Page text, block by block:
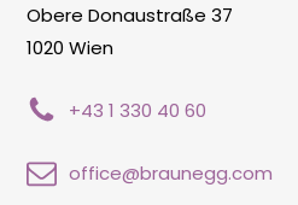
Obere Donaustraße 37
1020 Wien
+43 1 330 40 60
office@braunegg.com